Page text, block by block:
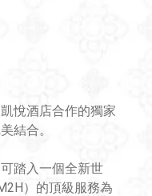
悅酒店合作的獨家
結合。
踏入一個全新世
）的頂級服務為